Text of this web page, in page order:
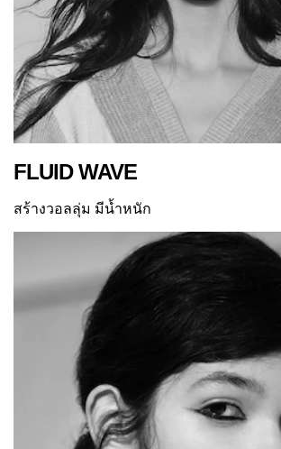
FLUID WAVE
สร้างวอลลุ่ม มีน้ำหนัก